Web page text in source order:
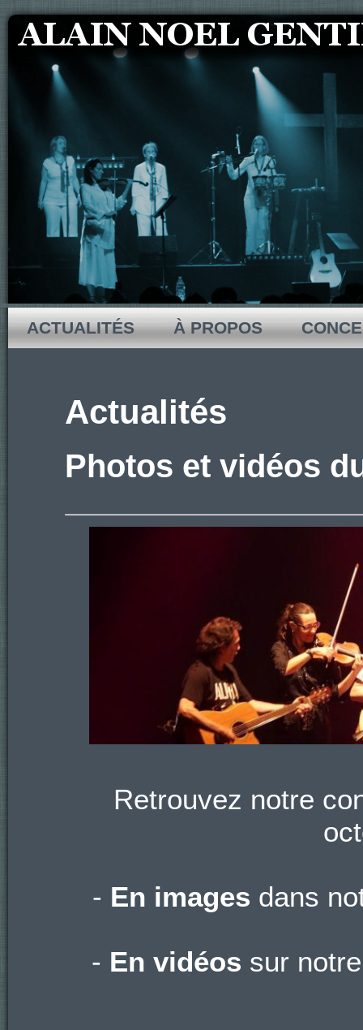
À PROPOS
ACTUALITÉS
Actualités
Photos et vidéos
Retrouvez notre
- En images dans
- En vidéos sur